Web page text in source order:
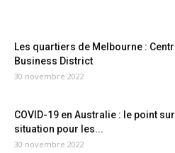
Les quartiers de Melbourne :
Business District
30 novembre 2022
COVID-19 en Australie : le point
situation pour les...
30 novembre 2022